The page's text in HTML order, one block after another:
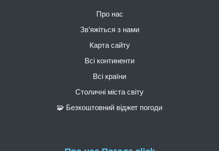
Про нас
Зв’яжіться з нами
Карта сайту
Всі континенти
Всі країни
Столичні міста світу
🧩 Безкоштовний віджет погоди